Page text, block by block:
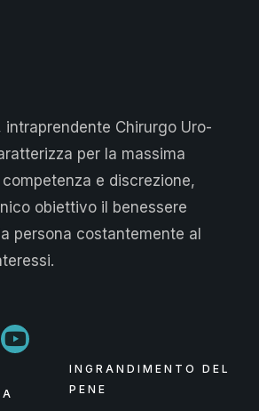
intraprendente Chirurgo Uro-
per la massima
e discrezione,
obiettivo il benessere
persona costantemente al
INGRANDIMENTO DEL
PENE